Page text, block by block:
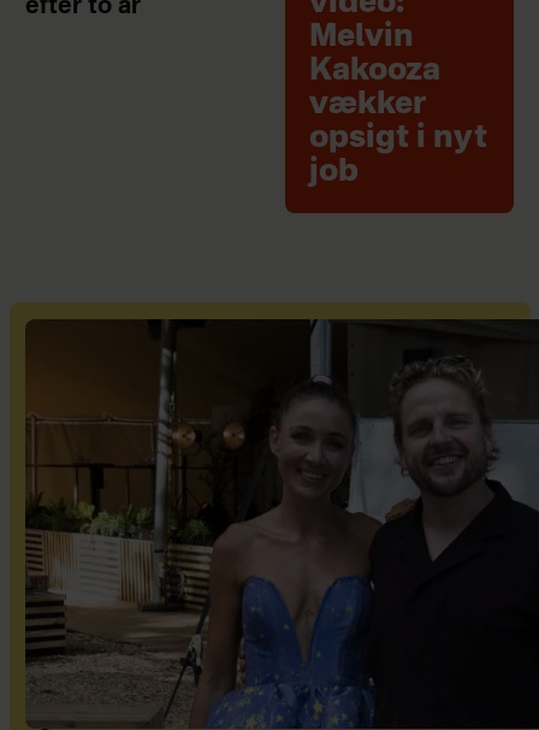
efter to år
Melvin
Kakooza
vækker
opsigt i nyt
job